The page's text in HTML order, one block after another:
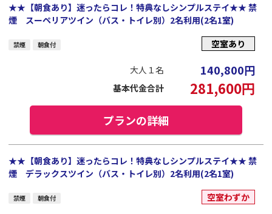
★★【朝食あり】迷ったらコレ！特典なしシンプルステイ★★ 禁
煙 スーペリアツイン（バス・トイレ別）2名利用(2名1室)
禁煙 朝食付 空室あり
大人１名 140,800円
基本代金合計 281,600円
プランの詳細
★★【朝食あり】迷ったらコレ！特典なしシンプルステイ★★ 禁
煙 デラックスツイン（バス・トイレ別）2名利用(2名1室)
禁煙 朝食付 空室わずか